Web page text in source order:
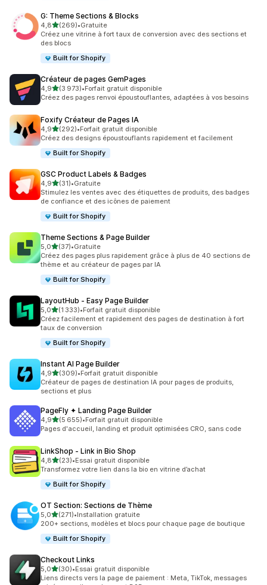
G: Theme Sections & Blocks
4,8étoile(s) sur 5
(269)
269 avis au total
•Gratuite
Créez une vitrine à fort taux de conversion avec des sections et
des blocs
Built for Shopify
Créateur de pages GemPages
4,9étoile(s) sur 5
(3 973)
3973 avis au total
•Forfait gratuit disponible
Créez des pages renvoi époustouflantes, adaptées à vos besoins
Foxify Créateur de Pages IA
4,9étoile(s) sur 5
(292)
292 avis au total
•Forfait gratuit disponible
Créez des designs époustouflants rapidement et facilement
Built for Shopify
GSC Product Labels & Badges
4,9étoile(s) sur 5
(31)
31 avis au total
•Gratuite
Stimulez les ventes avec des étiquettes de produits, des badges
de confiance et des icônes de paiement
Built for Shopify
Theme Sections & Page Builder
5,0étoile(s) sur 5
(37)
37 avis au total
•Gratuite
Créez des pages plus rapidement grâce à plus de 40 sections de
thème et au créateur de pages par IA
Built for Shopify
LayoutHub ‑ Easy Page Builder
5,0étoile(s) sur 5
(1 333)
1333 avis au total
•Forfait gratuit disponible
Créez facilement et rapidement des pages de destination à fort
taux de conversion
Built for Shopify
Instant AI Page Builder
4,9étoile(s) sur 5
(309)
309 avis au total
•Forfait gratuit disponible
Créateur de pages de destination IA pour pages de produits,
sections et plus
PageFly ✦ Landing Page Builder
4,9étoile(s) sur 5
(5 655)
5655 avis au total
•Forfait gratuit disponible
Pages d'accueil, landing et produit optimisées CRO, sans code
LinkShop ‑ Link in Bio Shop
4,8étoile(s) sur 5
(23)
23 avis au total
•Essai gratuit disponible
Transformez votre lien dans la bio en vitrine d’achat
Built for Shopify
OT Section: Sections de Thème
5,0étoile(s) sur 5
(271)
271 avis au total
•Installation gratuite
200+ sections, modèles et blocs pour chaque page de boutique
Built for Shopify
Checkout Links
5,0étoile(s) sur 5
(30)
30 avis au total
•Essai gratuit disponible
Liens directs vers la page de paiement : Meta, TikTok, messages